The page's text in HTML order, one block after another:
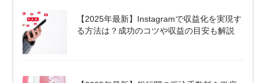
【2025年最新】Instagramで収益化を実現す
る方法は？成功のコツや収益の目安も解説